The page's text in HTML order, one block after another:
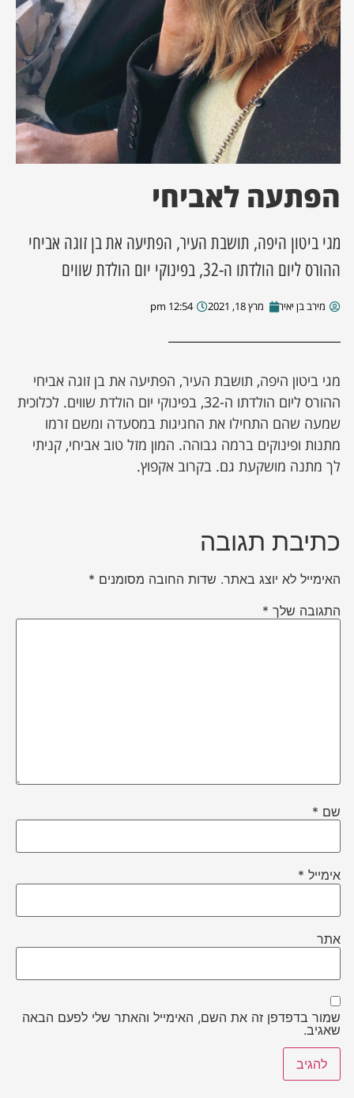
מסע מלחמה
מקומית
עסקים
הפתעה לאביחי
מגי ביטון היפה, תושבת העיר, הפתיעה את בן זוגה אביחי
ההורס ליום הולדתו ה-32, בפינוקי יום הולדת שווים
מירב בן יאיר מרץ 18, 2021 12:54 pm
מגי ביטון היפה, תושבת העיר, הפתיעה את בן זוגה אביחי
ההורס ליום הולדתו ה-32, בפינוקי יום הולדת שווים. לכלוכית
שמעה שהם התחילו את החגיגות במסעדה ומשם זרמו
מתנות ופינוקים ברמה גבוהה. המון מזל טוב אביחי, קניתי
לך מתנה מושקעת גם. בקרוב אקפוץ.
כתיבת תגובה
האימייל לא יוצג באתר. שדות החובה מסומנים *
התגובה שלך *
שם *
אימייל *
אתר
שמור בדפדפן זה את השם, האימייל והאתר שלי לפעם הבאה
שאגיב.